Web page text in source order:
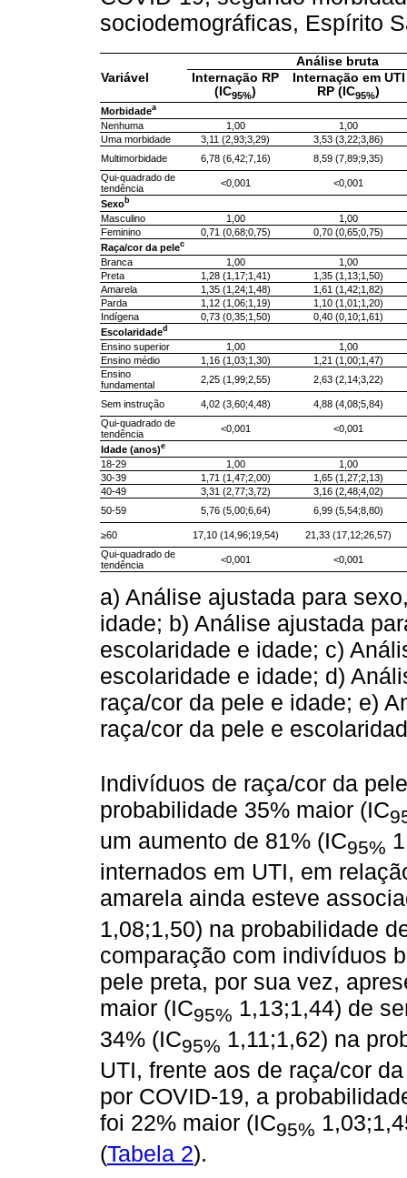
sociodemográficas, Espírito
Variável
Análise bruta
Internação RP
(IC95%)
Internação em UTI
RP (IC95%)
Morbidadea
Nenhuma 1,00
1,00
Uma morbidade
3,11 (2,93;3,29)
3,53 (3,22;3,86)
Multimorbidade
6,78 (6,42;7,16)
8,59 (7,89;9,35)
Qui-quadrado de
tendência
<0,001
<0,001
Sexob
Masculino 1,00
1,00
Feminino
0,71 (0,68;0,75)
0,70 (0,65;0,75)
Raça/cor da pelec
Branca 1,00
1,00
Preta
1,28 (1,17;1,41)
1,35 (1,13;1,50)
Amarela
1,35 (1,24;1,48)
1,61 (1,42;1,82)
Parda
1,12 (1,06;1,19)
1,10 (1,01;1,20)
Indígena
0,73 (0,35;1,50)
0,40 (0,10;1,61)
Escolaridaded
Ensino superior 1,00
1,00
Ensino médio
1,16 (1,03;1,30)
1,21 (1,00;1,47)
Ensino
fundamental
2,25 (1,99;2,55) 2,63 (2,14;3,22)
Sem instrução 4,02 (3,60;4,48)
4,88 (4,08;5,84)
Qui-quadrado de
tendência
<0,001
<0,001
Idade (anos)e
18-29 1,00
1,00
30-39
1,71 (1,47;2,00)
1,65 (1,27;2,13)
40-49
3,31 (2,77;3,72)
3,16 (2,48;4,02)
50-59
5,76 (5,00;6,64) 6,99 (5,54;8,80)
≥60 17,10 (14,96;19,54)
21,33 (17,12;26,57)
Qui-quadrado de
tendência
<0,001 <0,001
a) Análise ajustada para
idade; b) Análise ajustada
escolaridade e idade; c)
escolaridade e idade; d)
raça/cor da pele e idade; e)
raça/cor da pele e
Indivíduos de raça/cor da
probabilidade 35% maior (IC
um aumento de 81% (IC95%
internados em UTI, em
amarela ainda esteve
1,08;1,50) na probabilidade
comparação com indivíduos
pele preta, por sua vez,
maior (IC95% 1,13;1,44) de
34% (IC95% 1,11;1,62) na
UTI, frente aos de raça/cor
por COVID-19, a
foi 22% maior (IC95%
(Tabela 2).